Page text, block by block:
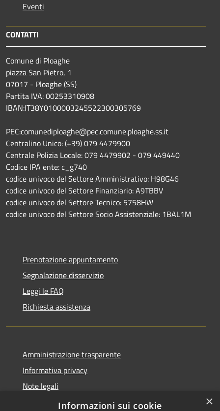
Eventi
CONTATTI
Comune di Ploaghe
piazza San Pietro, 1
07017 - Ploaghe (SS)
Partita IVA: 00253310908
IBAN:IT38Y0100003245522300305769
PEC:comunediploaghe@pec.comune.ploaghe.ss.it
Centralino Unico: (+39) 079 4479900
Centrale Polizia Locale: 079 4479902 - 079 449440
Codice IPA ente: c_g740
codice univoco del Settore Amministrativo: H98G46
codice univoco del Settore Finanziario: A9TBBV
codice univoco del Settore Tecnico: 5758HW
codice univoco del Settore Socio Assistenziale: 1BAL1M
Prenotazione appuntamento
Segnalazione disservizio
Leggi le FAQ
Richiesta assistenza
Amministrazione trasparente
Informativa privacy
Note legali
Dichiarazione di accessibilità
×
Informazioni sui cookie